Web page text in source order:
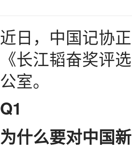
近日，中国记协
《长江韬奋奖评
公室。
Q1
为什么要对中国